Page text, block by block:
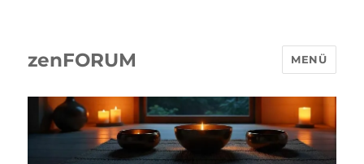
zenFORUM MENÜ